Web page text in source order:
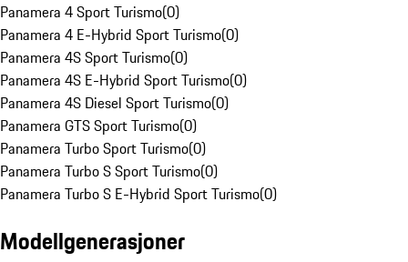
Panamera 4 Sport Turismo(0)
Panamera 4 E-Hybrid Sport Turismo(0)
Panamera 4S Sport Turismo(0)
Panamera 4S E-Hybrid Sport Turismo(0)
Panamera 4S Diesel Sport Turismo(0)
Panamera GTS Sport Turismo(0)
Panamera Turbo Sport Turismo(0)
Panamera Turbo S Sport Turismo(0)
Panamera Turbo S E-Hybrid Sport Turismo(0)
Modellgenerasjoner